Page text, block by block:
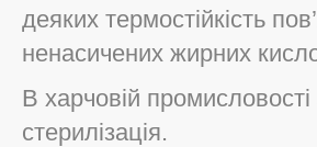
деяких термостійкість
ненасичених жирних
В харчовій
стерилізація.